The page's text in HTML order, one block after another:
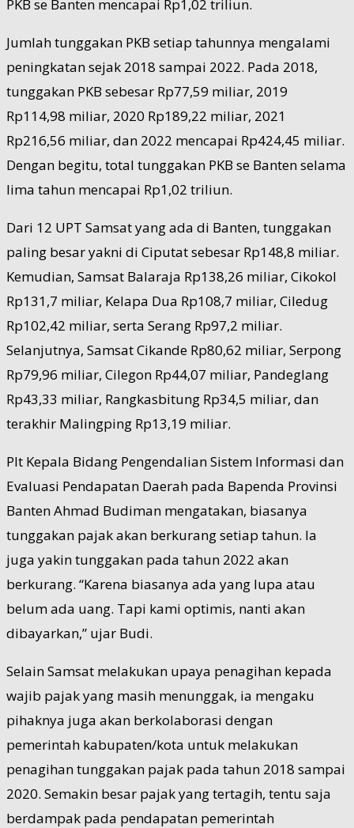
PKB se Banten mencapai Rp1,02 triliun.
Jumlah tunggakan PKB setiap tahunnya mengalami
peningkatan sejak 2018 sampai 2022. Pada 2018,
tunggakan PKB sebesar Rp77,59 miliar, 2019
Rp114,98 miliar, 2020 Rp189,22 miliar, 2021
Rp216,56 miliar, dan 2022 mencapai Rp424,45 miliar.
Dengan begitu, total tunggakan PKB se Banten selama
lima tahun mencapai Rp1,02 triliun.
Dari 12 UPT Samsat yang ada di Banten, tunggakan
paling besar yakni di Ciputat sebesar Rp148,8 miliar.
Kemudian, Samsat Balaraja Rp138,26 miliar, Cikokol
Rp131,7 miliar, Kelapa Dua Rp108,7 miliar, Ciledug
Rp102,42 miliar, serta Serang Rp97,2 miliar.
Selanjutnya, Samsat Cikande Rp80,62 miliar, Serpong
Rp79,96 miliar, Cilegon Rp44,07 miliar, Pandeglang
Rp43,33 miliar, Rangkasbitung Rp34,5 miliar, dan
terakhir Malingping Rp13,19 miliar.
Plt Kepala Bidang Pengendalian Sistem Informasi dan
Evaluasi Pendapatan Daerah pada Bapenda Provinsi
Banten Ahmad Budiman mengatakan, biasanya
tunggakan pajak akan berkurang setiap tahun. Ia
juga yakin tunggakan pada tahun 2022 akan
berkurang. “Karena biasanya ada yang lupa atau
belum ada uang. Tapi kami optimis, nanti akan
dibayarkan,” ujar Budi.
Selain Samsat melakukan upaya penagihan kepada
wajib pajak yang masih menunggak, ia mengaku
pihaknya juga akan berkolaborasi dengan
pemerintah kabupaten/kota untuk melakukan
penagihan tunggakan pajak pada tahun 2018 sampai
2020. Semakin besar pajak yang tertagih, tentu saja
berdampak pada pendapatan pemerintah